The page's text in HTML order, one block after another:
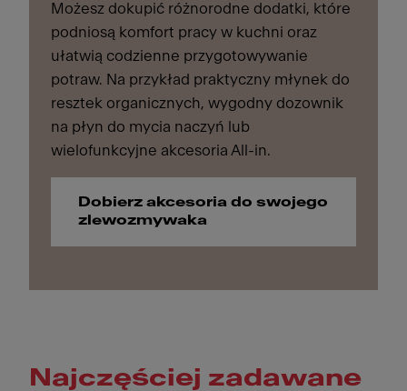
Możesz dokupić różnorodne dodatki, które
podniosą komfort pracy w kuchni oraz
ułatwią codzienne przygotowywanie
potraw. Na przykład praktyczny młynek do
resztek organicznych, wygodny dozownik
na płyn do mycia naczyń lub
wielofunkcyjne akcesoria All-in.
Dobierz akcesoria do swojego
zlewozmywaka
Najczęściej zadawane